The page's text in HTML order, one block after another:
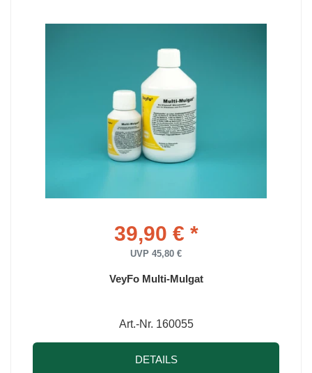
39,90 € *
UVP 45,80 €
VeyFo Multi-Mulgat
Art.-Nr. 160055
DETAILS